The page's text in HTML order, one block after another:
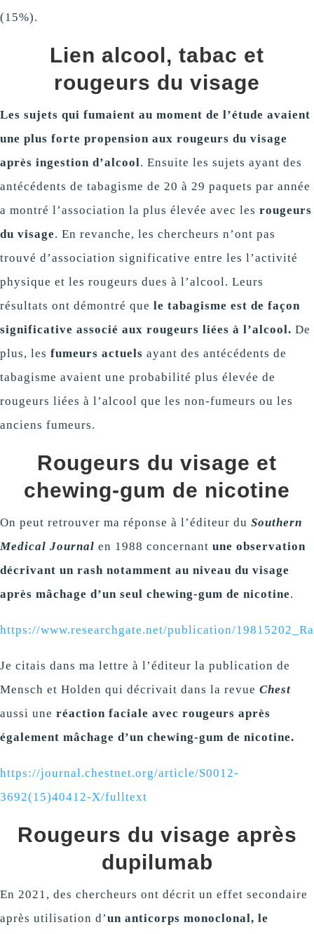
(15%).
Lien alcool, tabac et
rougeurs du visage
Les sujets qui fumaient au moment de l’étude avaient
une plus forte propension aux rougeurs du visage
après ingestion d’alcool. Ensuite les sujets ayant des
antécédents de tabagisme de 20 à 29 paquets par année
a montré l’association la plus élevée avec les rougeurs
du visage. En revanche, les chercheurs n’ont pas
trouvé d’association significative entre les l’activité
physique et les rougeurs dues à l’alcool. Leurs
résultats ont démontré que le tabagisme est de façon
significative associé aux rougeurs liées à l’alcool. De
plus, les fumeurs actuels ayant des antécédents de
tabagisme avaient une probabilité plus élevée de
rougeurs liées à l’alcool que les non-fumeurs ou les
anciens fumeurs.
Rougeurs du visage et
chewing-gum de nicotine
On peut retrouver ma réponse à l’éditeur du Southern
Medical Journal en 1988 concernant une observation
décrivant un rash notamment au niveau du visage
après mâchage d’un seul chewing-gum de nicotine.
https://www.researchgate.net/publication/
Je citais dans ma lettre à l’éditeur la publication de
Mensch et Holden qui décrivait dans la revue Chest
aussi une réaction faciale avec rougeurs après
également mâchage d’un chewing-gum de nicotine.
https://journal.chestnet.org/article/S0012-
3692(15)40412-X/fulltext
Rougeurs du visage après
dupilumab
En 2021, des chercheurs ont décrit un effet secondaire
après utilisation d’un anticorps monoclonal, le